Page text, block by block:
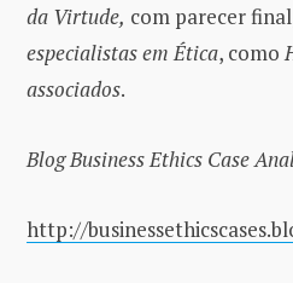
da Virtude, com parecer
especialistas em Ética, como
associados.
Blog Business Ethics Case
http://